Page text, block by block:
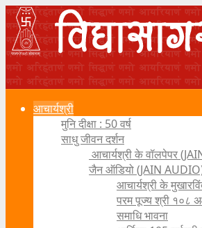
आचार्यश्री
मुनि दीक्षा : 50 वर्ष
साधु जीवन दर्शन
आचार्यश्री के वॉलपेपर
जैन ऑडियो (JAIN
आचार्यश्री के
परम पूज्य श्री १०८
समाधि भावना